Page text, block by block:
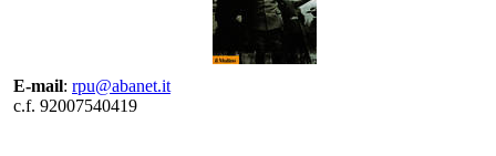
E-mail: rpu@abanet.it
c.f. 92007540419